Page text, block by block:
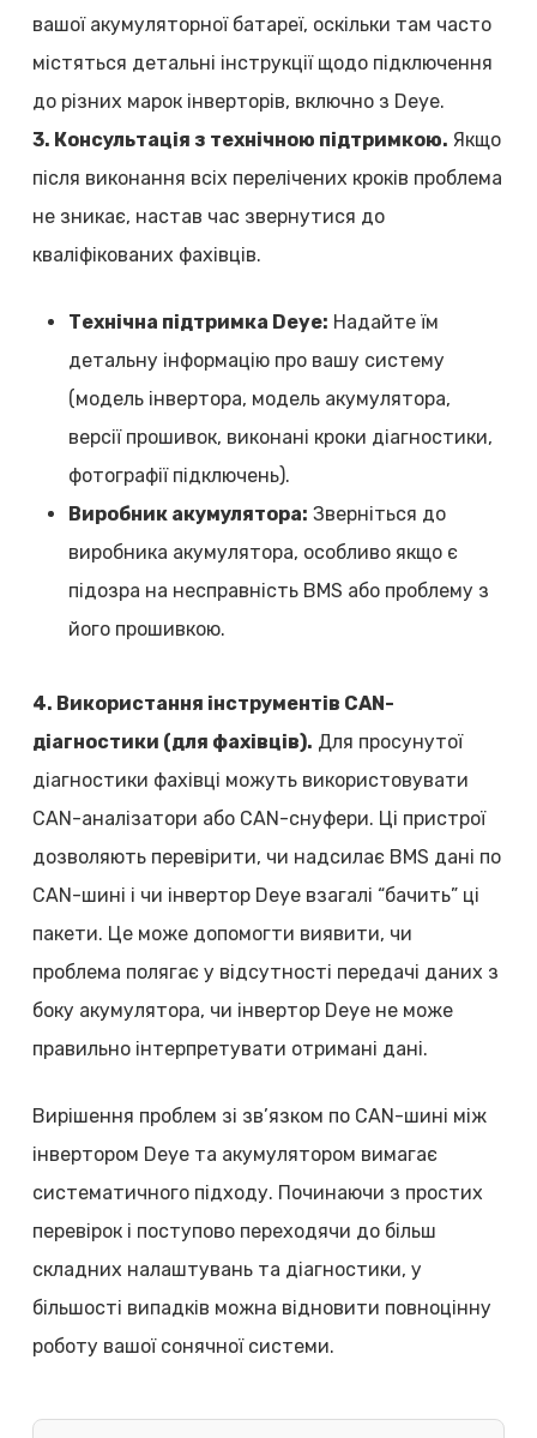
вашої акумуляторної батареї, оскільки там часто
містяться детальні інструкції щодо підключення
до різних марок інверторів, включно з Deye.
3. Консультація з технічною підтримкою. Якщо
після виконання всіх перелічених кроків проблема
не зникає, настав час звернутися до
кваліфікованих фахівців.
Технічна підтримка Deye: Надайте їм
детальну інформацію про вашу систему
(модель інвертора, модель акумулятора,
версії прошивок, виконані кроки діагностики,
фотографії підключень).
Виробник акумулятора: Зверніться до
виробника акумулятора, особливо якщо є
підозра на несправність BMS або проблему з
його прошивкою.
4. Використання інструментів CAN-
діагностики (для фахівців). Для просунутої
діагностики фахівці можуть використовувати
CAN-аналізатори або CAN-снуфери. Ці пристрої
дозволяють перевірити, чи надсилає BMS дані по
CAN-шині і чи інвертор Deye взагалі “бачить” ці
пакети. Це може допомогти виявити, чи
проблема полягає у відсутності передачі даних з
боку акумулятора, чи інвертор Deye не може
правильно інтерпретувати отримані дані.
Вирішення проблем зі зв’язком по CAN-шині між
інвертором Deye та акумулятором вимагає
систематичного підходу. Починаючи з простих
перевірок і поступово переходячи до більш
складних налаштувань та діагностики, у
більшості випадків можна відновити повноцінну
роботу вашої сонячної системи.